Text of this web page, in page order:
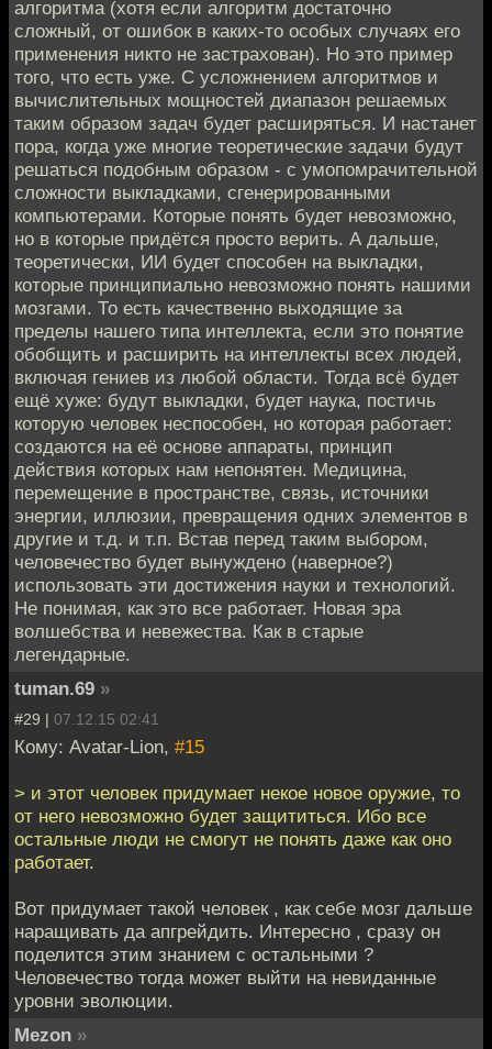
алгоритма (хотя если алгоритм достаточно
сложный, от ошибок в каких-то особых случаях его
применения никто не застрахован). Но это пример
того, что есть уже. С усложнением алгоритмов и
вычислительных мощностей диапазон решаемых
таким образом задач будет расширяться. И настанет
пора, когда уже многие теоретические задачи будут
решаться подобным образом - с умопомрачительной
сложности выкладками, сгенерированными
компьютерами. Которые понять будет невозможно,
но в которые придётся просто верить. А дальше,
теоретически, ИИ будет способен на выкладки,
которые принципиально невозможно понять нашими
мозгами. То есть качественно выходящие за
пределы нашего типа интеллекта, если это понятие
обобщить и расширить на интеллекты всех людей,
включая гениев из любой области. Тогда всё будет
ещё хуже: будут выкладки, будет наука, постичь
которую человек неспособен, но которая работает:
создаются на её основе аппараты, принцип
действия которых нам непонятен. Медицина,
перемещение в пространстве, связь, источники
энергии, иллюзии, превращения одних элементов в
другие и т.д. и т.п. Встав перед таким выбором,
человечество будет вынуждено (наверное?)
использовать эти достижения науки и технологий.
Не понимая, как это все работает. Новая эра
волшебства и невежества. Как в старые
легендарные.
tuman.69 »
#29 | 07.12.15 02:41
Кому: Avatar-Lion, #15
> и этот человек придумает некое новое оружие, то
от него невозможно будет защититься. Ибо все
остальные люди не смогут не понять даже как оно
работает.
Вот придумает такой человек , как себе мозг дальше
наращивать да апгрейдить. Интересно , сразу он
поделится этим знанием с остальными ?
Человечество тогда может выйти на невиданные
уровни эволюции.
Mezon »